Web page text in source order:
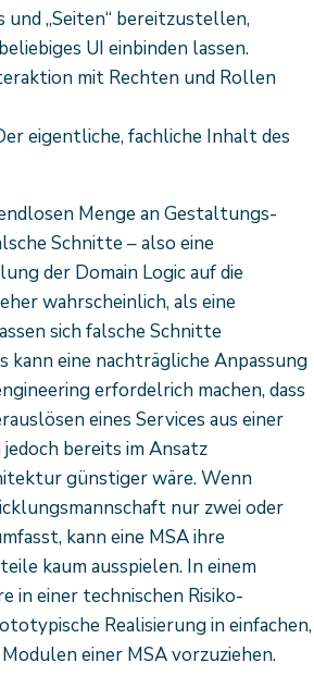
„Seiten“ bereitzustellen,
UI einbinden lassen.
mit Rechten und Rollen
eigentliche, fachliche Inhalt des
Menge an Gestaltungs­
Schnitte – also eine
der Domain Logic auf die
wahrscheinlich, als eine
sich falsche Schnitte
kann eine nachträgliche Anpassung
erfordelrich machen, dass
eines Services aus einer
bereits im Ansatz
günstiger wäre. Wenn
nur zwei oder
kann eine MSA ihre
kaum ausspielen. In einem
in einer technischen Risiko-
Realisierung in einfachen,
einer MSA vorzuziehen.